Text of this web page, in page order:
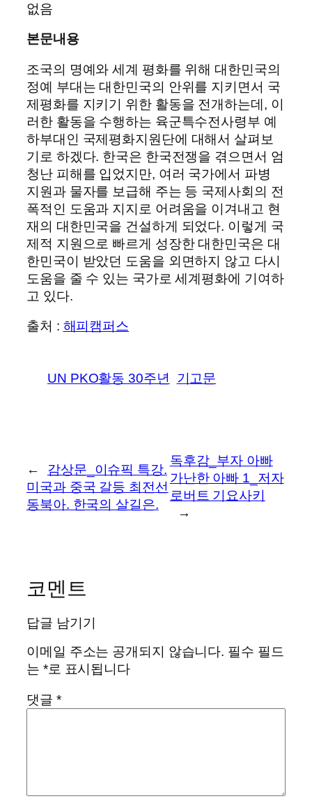
없음
본문내용
조국의 명예와 세계 평화를 위해 대한민국의
정예 부대는 대한민국의 안위를 지키면서 국
제평화를 지키기 위한 활동을 전개하는데, 이
러한 활동을 수행하는 육군특수전사령부 예
하부대인 국제평화지원단에 대해서 살펴보
기로 하겠다. 한국은 한국전쟁을 겪으면서 엄
청난 피해를 입었지만, 여러 국가에서 파병
지원과 물자를 보급해 주는 등 국제사회의 전
폭적인 도움과 지지로 어려움을 이겨내고 현
재의 대한민국을 건설하게 되었다. 이렇게 국
제적 지원으로 빠르게 성장한 대한민국은 대
한민국이 받았던 도움을 외면하지 않고 다시
도움을 줄 수 있는 국가로 세계평화에 기여하
고 있다.
출처 : 해피캠퍼스
UN PKO활동 30주년 기고문
←
감상문_이슈픽 특강.
미국과 중국 갈등 최전선
동북아. 한국의 살길은.
독후감_부자 아빠
가난한 아빠 1_저자
로버트 기요사키
→
코멘트
답글 남기기
이메일 주소는 공개되지 않습니다. 필수 필드
는 *로 표시됩니다
댓글 *